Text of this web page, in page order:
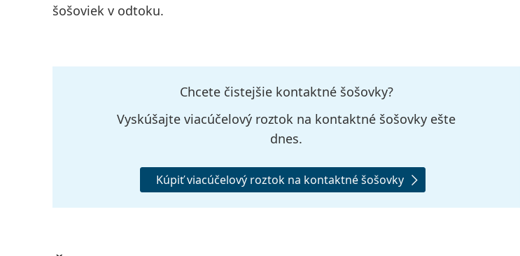
šošoviek v odtoku.
Chcete čistejšie kontaktné šošovky?
Vyskúšajte viacúčelový roztok na kontaktné šošovky ešte
dnes.
Kúpiť viacúčelový roztok na kontaktné šošovky